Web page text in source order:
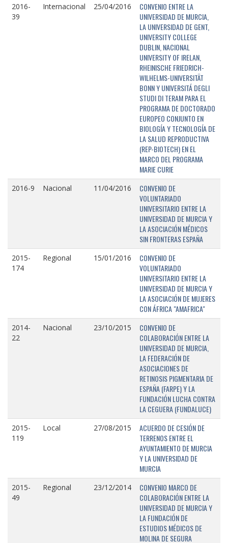
2016-
39
Internacional 25/04/2016
CONVENIO ENTRE LA
UNIVERSIDAD DE MURCIA,
LA UNIVERSIDAD DE GENT,
UNIVERSITY COLLEGE
DUBLIN, NACIONAL
UNIVERSITY OF IRELAN,
RHEINISCHE FRIEDRICH-
WILHELMS-UNIVERSITÄT
BONN Y UNIVERSITÁ DEGLI
STUDI DI TERAM PARA EL
PROGRAMA DE DOCTORADO
EUROPEO CONJUNTO EN
BIOLOGÍA Y TECNOLOGÍA DE
LA SALUD REPRODUCTIVA
(REP-BIOTECH) EN EL
MARCO DEL PROGRAMA
MARIE CURIE
2016-9 Nacional 11/04/2016
CONVENIO DE
VOLUNTARIADO
UNIVERSITARIO ENTRE LA
UNIVERSIDAD DE MURCIA Y
LA ASOCIACIÓN MÉDICOS
SIN FRONTERAS ESPAÑA
2015-
174
Regional 15/01/2016
CONVENIO DE
VOLUNTARIADO
UNIVERSITARIO ENTRE LA
UNIVERSIDAD DE MURCIA Y
LA ASOCIACIÓN DE MUJERES
CON ÁFRICA "AMAFRICA"
2014-
22
Nacional 23/10/2015
CONVENIO DE
COLABORACIÓN ENTRE LA
UNIVERSIDAD DE MURCIA,
LA FEDERACIÓN DE
ASOCIACIONES DE
RETINOSIS PIGMENTARIA DE
ESPAÑA (FARPE) Y LA
FUNDACIÓN LUCHA CONTRA
LA CEGUERA (FUNDALUCE)
2015-
119
Local 27/08/2015
ACUERDO DE CESIÓN DE
TERRENOS ENTRE EL
AYUNTAMIENTO DE MURCIA
Y LA UNIVERSIDAD DE
MURCIA
2015-
49
Regional 23/12/2014
CONVENIO MARCO DE
COLABORACIÓN ENTRE LA
UNIVERSIDAD DE MURCIA Y
LA FUNDACIÓN DE
ESTUDIOS MÉDICOS DE
MOLINA DE SEGURA